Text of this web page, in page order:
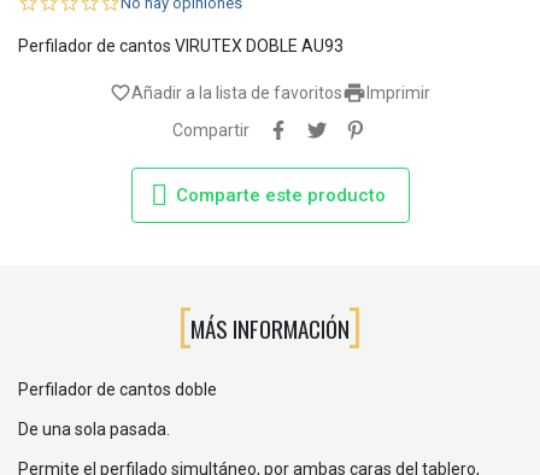
Perfilador de cantos VIRUTEX DOBLE AU93
 Imprimir
favorite_borderAñadir a la lista de favoritos
Compartir
Comparte este producto
MÁS INFORMACIÓN
Perfilador de cantos doble
De una sola pasada.
Permite el perfilado simultáneo, por ambas caras del tablero,